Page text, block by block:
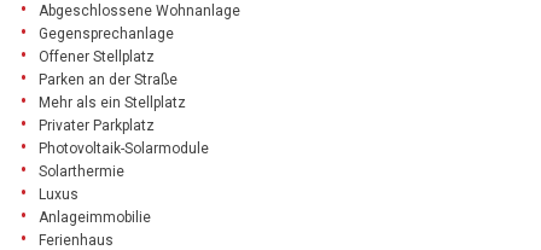
Abgeschlossene Wohnanlage
Gegensprechanlage
Offener Stellplatz
Parken an der Straße
Mehr als ein Stellplatz
Privater Parkplatz
Photovoltaik-Solarmodule
Solarthermie
Luxus
Anlageimmobilie
Ferienhaus